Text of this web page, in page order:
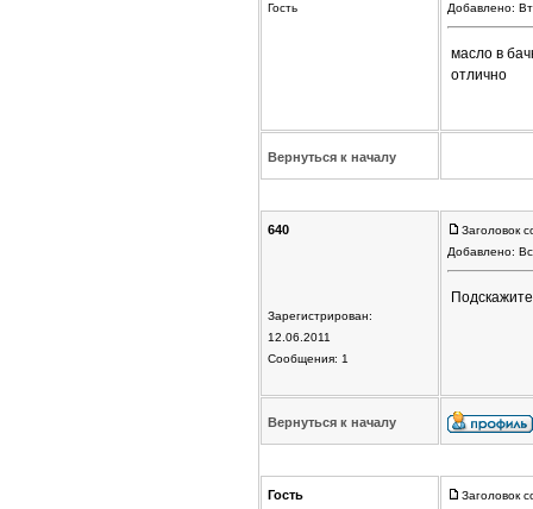
Гость
Добавлено:
масло в
отлично
Вернуться к началу
640
Зарегистрирован:
12.06.2011
Сообщения: 1
Заголовок
Добавлено:
Вернуться к началу
Гость
Заголовок